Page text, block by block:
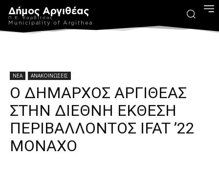
Δήμος Αργιθέας
Π.Ε. Καρδίτσας
Municipality of Argithea
ΝΕΑ ΑΝΑΚΟΙΝΩΣΕΙΣ
Ο ΔΗΜΑΡΧΟΣ ΑΡΓΙΘΕΑΣ
ΣΤΗΝ ΔΙΕΘΝΗ ΕΚΘΕΣΗ
ΠΕΡΙΒΑΛΛΟΝΤΟΣ IFAT ’22
ΜΟΝΑΧΟ